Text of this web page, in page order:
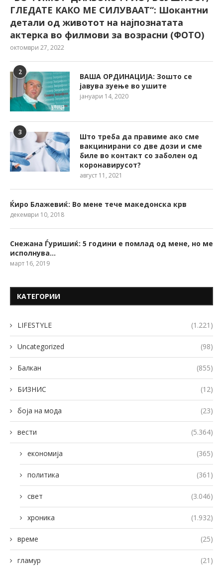
ГЛЕДАТЕ КАКО МЕ СИЛУВААТ“: Шокантни
детали од животот на најпознатата
актерка во филмови за возрасни (ФОТО)
октомври 27, 2022
2
ВАША ОРДИНАЦИЈА: Зошто се
јавува зуење во ушите
јануари 14, 2020
3
Што треба да правиме ако сме
вакцинирани со две дози и сме
биле во контакт со заболен од
коронавирусот?
август 11, 2021
Ќиро Блажевиќ: Во мене тече македонска крв
декември 10, 2018
Снежана Ѓуришиќ: 5 години е помлад од мене, но ме
исполнува…
март 16, 2019
КАТЕГОРИИ
LIFESTYLE (1.221)
Uncategorized (98)
Балкан (855)
БИЗНИС (12)
боја на мода (23)
вести (5.364)
економија (365)
политика (361)
свет (3.046)
хроника (1.932)
време (25)
гламур (21)